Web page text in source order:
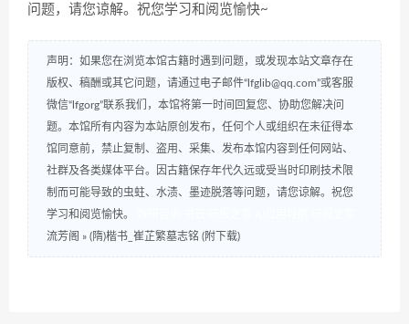
问题，请您谅解。祝您学习和阅览愉快~
声明：如果您在浏览本馆古籍时遇到问题，或发现本站文章存在
版权、稿酬或其它问题，请通过电子邮件“lfglib@qq.com”或客服
微信“lfgorg”联系我们，本馆将第一时间回复您、协助您解决问
题。本馆所有内容为本站原创发布，任何个人或组织在未征得本
馆同意前，禁止复制、盗用、采集、发布本馆内容到任何网站、
社群及各类媒体平台。因古籍保存年代久远或受当时印刷技术限
制而可能导致的虫蛀、水渍、墨迹脱落等问题，请您谅解。祝您
学习和阅览愉快。
流芳阁 » (隋)楷书_崔芷繁墓志铭 (附下载)